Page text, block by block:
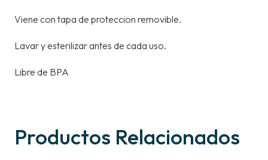
Viene con tapa de proteccion removible.
Lavar y esterilizar antes de cada uso.
Libre de BPA
Productos Relacionados